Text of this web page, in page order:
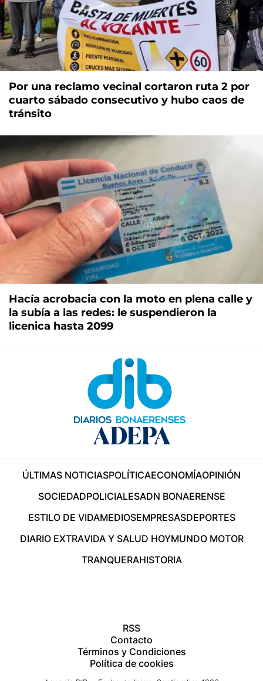
Por una reclamo vecinal cortaron ruta 2 por
cuarto sábado consecutivo y hubo caos de
tránsito
Hacía acrobacia con la moto en plena calle y
la subía a las redes: le suspendieron la
licenica hasta 2099
ÚLTIMAS NOTICIASPOLÍTICAECONOMÍAOPINIÓN
SOCIEDADPOLICIALESADN BONAERENSE
ESTILO DE VIDAMEDIOSEMPRESASDEPORTES
DIARIO EXTRAVIDA Y SALUD HOYMUNDO MOTOR
TRANQUERAHISTORIA
RSS
Contacto
Términos y Condiciones
Política de cookies